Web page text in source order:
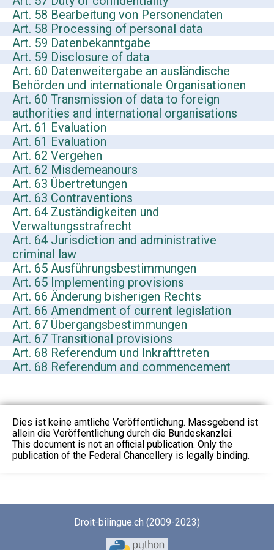
Art. 58 Bearbeitung von Personendaten
Art. 58 Processing of personal data
Art. 59 Datenbekanntgabe
Art. 59 Disclosure of data
Art. 60 Datenweitergabe an ausländische
Behörden und internationale Organisationen
Art. 60 Transmission of data to foreign
authorities and international organisations
Art. 61 Evaluation
Art. 61 Evaluation
Art. 62 Vergehen
Art. 62 Misdemeanours
Art. 63 Übertretungen
Art. 63 Contraventions
Art. 64 Zuständigkeiten und
Verwaltungsstrafrecht
Art. 64 Jurisdiction and administrative
criminal law
Art. 65 Ausführungsbestimmungen
Art. 65 Implementing provisions
Art. 66 Änderung bisherigen Rechts
Art. 66 Amendment of current legislation
Art. 67 Übergangsbestimmungen
Art. 67 Transitional provisions
Art. 68 Referendum und Inkrafttreten
Art. 68 Referendum and commencement
Dies ist keine amtliche Veröffentlichung. Massgebend ist
allein die Veröffentlichung durch die Bundeskanzlei.
This document is not an official publication. Only the
publication of the Federal Chancellery is legally binding.
Droit-bilingue.ch (2009-2023)